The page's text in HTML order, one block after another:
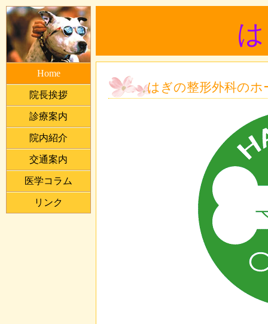
Home
院長挨拶
診療案内
院内紹介
交通案内
医学コラム
リンク
はぎの整形外科の